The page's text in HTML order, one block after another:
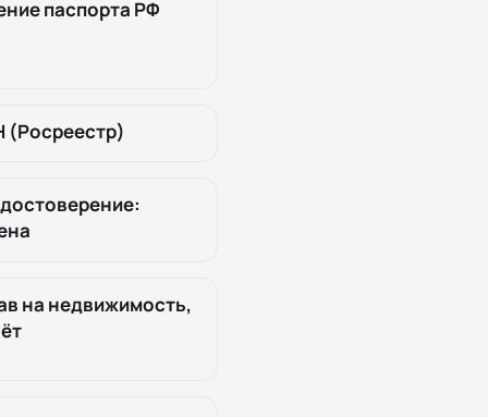
паспорта РФ
(Росреестр)
на недвижимость,